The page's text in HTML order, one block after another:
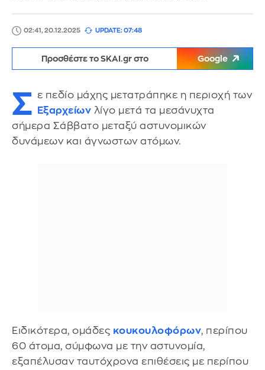
02:41, 20.12.2025 UPDATE: 07:48
Προσθέστε το SKAI.gr στο Google
Σ ε πεδίο μάχης μετατράπηκε η περιοχή των
Εξαρχείων λίγο μετά τα μεσάνυχτα
σήμερα Σάββατο μεταξύ αστυνομικών
δυνάμεων και άγνωστων ατόμων.
Ειδικότερα, ομάδες κουκουλοφόρων, περίπου
60 άτομα, σύμφωνα με την αστυνομία,
εξαπέλυσαν ταυτόχρονα επιθέσεις με περίπου